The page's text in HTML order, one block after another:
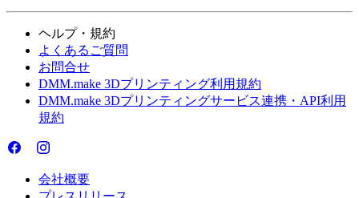
ヘルプ・規約
よくあるご質問
お問合せ
DMM.make 3Dプリンティング利用規約
DMM.make 3Dプリンティングサービス連携・API利用
規約
会社概要